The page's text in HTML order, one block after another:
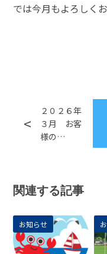
では今月もよろしく
２０２６年
３月 お客
様の…
関連する記事
お知らせ